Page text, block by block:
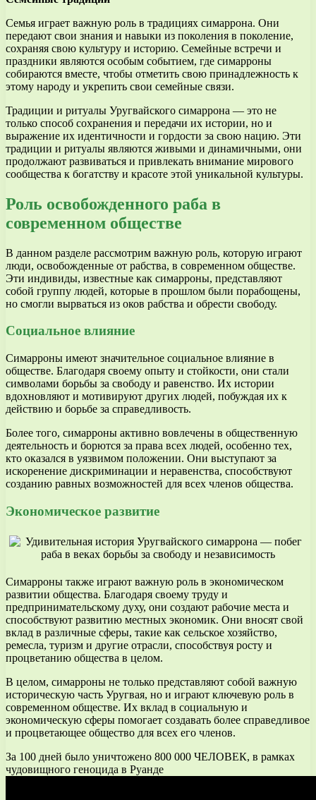
Семья играет важную роль в традициях симаррона. Они
передают свои знания и навыки из поколения в поколение,
сохраняя свою культуру и историю. Семейные встречи и
праздники являются особым событием, где симарроны
собираются вместе, чтобы отметить свою принадлежность к
этому народу и укрепить свои семейные связи.
Традиции и ритуалы Уругвайского симаррона — это не
только способ сохранения и передачи их истории, но и
выражение их идентичности и гордости за свою нацию. Эти
традиции и ритуалы являются живыми и динамичными, они
продолжают развиваться и привлекать внимание мирового
сообщества к богатству и красоте этой уникальной культуры.
Роль освобожденного раба в
современном обществе
В данном разделе рассмотрим важную роль, которую играют
люди, освобожденные от рабства, в современном обществе.
Эти индивиды, известные как симарроны, представляют
собой группу людей, которые в прошлом были порабощены,
но смогли вырваться из оков рабства и обрести свободу.
Социальное влияние
Симарроны имеют значительное социальное влияние в
обществе. Благодаря своему опыту и стойкости, они стали
символами борьбы за свободу и равенство. Их истории
вдохновляют и мотивируют других людей, побуждая их к
действию и борьбе за справедливость.
Более того, симарроны активно вовлечены в общественную
деятельность и борются за права всех людей, особенно тех,
кто оказался в уязвимом положении. Они выступают за
искоренение дискриминации и неравенства, способствуют
созданию равных возможностей для всех членов общества.
Экономическое развитие
Симарроны также играют важную роль в экономическом
развитии общества. Благодаря своему труду и
предпринимательскому духу, они создают рабочие места и
способствуют развитию местных экономик. Они вносят свой
вклад в различные сферы, такие как сельское хозяйство,
ремесла, туризм и другие отрасли, способствуя росту и
процветанию общества в целом.
В целом, симарроны не только представляют собой важную
историческую часть Уругвая, но и играют ключевую роль в
современном обществе. Их вклад в социальную и
экономическую сферы помогает создавать более справедливое
и процветающее общество для всех его членов.
За 100 дней было уничтожено 800 000 ЧЕЛОВЕК, в рамках
чудовищного геноцида в Руанде